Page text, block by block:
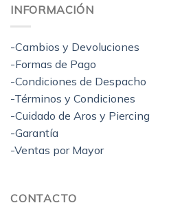
INFORMACIÓN
-Cambios y Devoluciones
-Formas de Pago
-Condiciones de Despacho
-Términos y Condiciones
-Cuidado de Aros y Piercing
-Garantía
-Ventas por Mayor
CONTACTO